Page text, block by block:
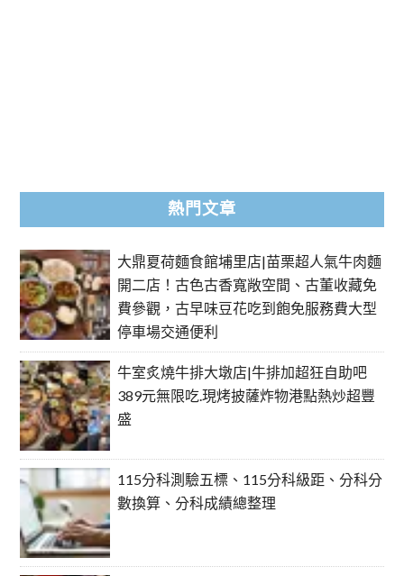
熱門文章
大鼎夏荷麵食館埔里店|苗栗超人氣牛肉麵
開二店！古色古香寬敞空間、古董收藏免
費參觀，古早味豆花吃到飽免服務費大型
停車場交通便利
牛室炙燒牛排大墩店|牛排加超狂自助吧
389元無限吃.現烤披薩炸物港點熱炒超豐
盛
115分科測驗五標、115分科級距、分科分
數換算、分科成績總整理